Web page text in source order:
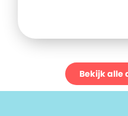
Bekijk alle